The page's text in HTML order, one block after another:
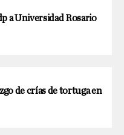
a Universidad Rosario
de crías de tortuga en